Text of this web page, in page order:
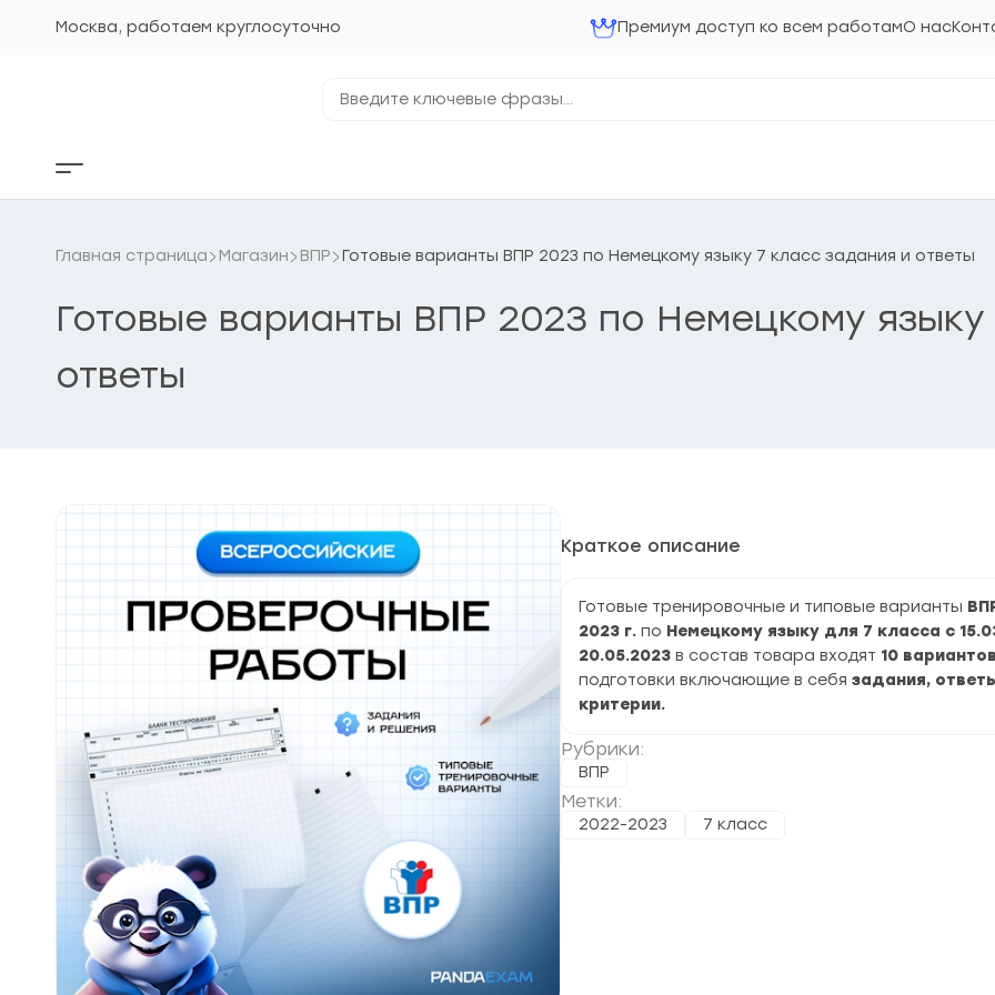
Москва, работаем круглосуточно Премиум доступ ко всем работамО нас
ключевые
Кнопка
бокового
Главная страница Магазин ВПР Готовые варианты ВПР 2023 по Немецкому языку 7 класс задания и ответы
Готовые варианты ВПР 2023 по Немецкому
ответы
Краткое описание
Готовые тренировочные и типовые варианты
2023 г. по Немецкому языку для 7 класса с
20.05.2023 в состав товара входят 10 вариантов
подготовки включающие в себя задания,
критерии.
Рубрики:
ВПР
Метки:
2022-2023 7 класс